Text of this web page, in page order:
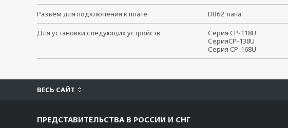
Разъем для подключения к плате DB62 'папа'
Для установки следующих устройств
Серия CP-118U
СерияCP-138U
Серия CP-168U
ВЕСЬ САЙТ
ПРЕДСТАВИТЕЛЬСТВА В РОССИИ И СНГ